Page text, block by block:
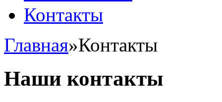
Контакты
Главная»Контакты
Наши контакты